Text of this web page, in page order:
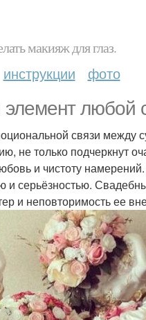
макияж для глаз.
инструкции фото
элемент любой
связи между
только подчеркнут
и чистоту
и серьёзностью.
и неповторимость ее